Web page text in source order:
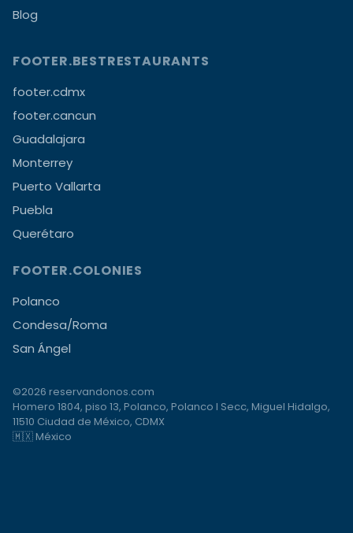
Blog
FOOTER.BESTRESTAURANTS
footer.cdmx
footer.cancun
Guadalajara
Monterrey
Puerto Vallarta
Puebla
Querétaro
FOOTER.COLONIES
Polanco
Condesa/Roma
San Ángel
©2026 reservandonos.com
Homero 1804, piso 13, Polanco, Polanco I Secc, Miguel Hidalgo,
11510 Ciudad de México, CDMX
🇲🇽 México